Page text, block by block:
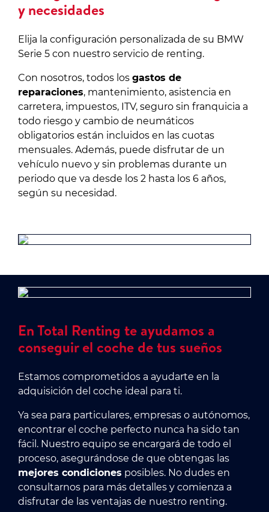
y necesidades
Elija la configuración personalizada de su BMW
Serie 5 con nuestro servicio de renting.
Con nosotros, todos los gastos de
reparaciones, mantenimiento, asistencia en
carretera, impuestos, ITV, seguro sin franquicia a
todo riesgo y cambio de neumáticos
obligatorios están incluidos en las cuotas
mensuales. Además, puede disfrutar de un
vehículo nuevo y sin problemas durante un
periodo que va desde los 2 hasta los 6 años,
según su necesidad.
En Total Renting te ayudamos a
conseguir el coche de tus sueños
Estamos comprometidos a ayudarte en la
adquisición del coche ideal para ti.
Ya sea para particulares, empresas o autónomos,
encontrar el coche perfecto nunca ha sido tan
fácil. Nuestro equipo se encargará de todo el
proceso, asegurándose de que obtengas las
mejores condiciones posibles. No dudes en
consultarnos para más detalles y comienza a
disfrutar de las ventajas de nuestro renting.